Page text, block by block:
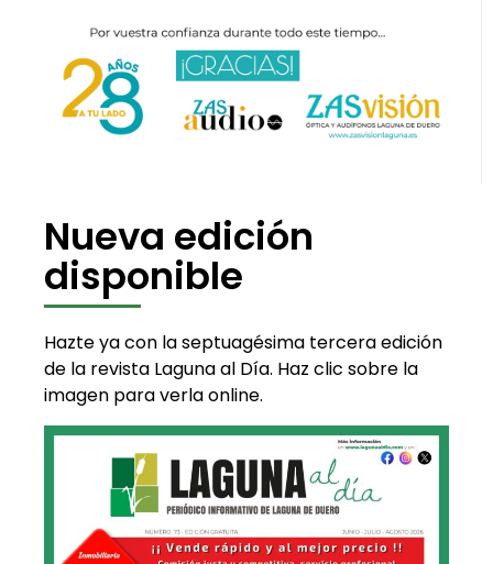
Nueva edición
disponible
Hazte ya con la septuagésima tercera edición
de la revista Laguna al Día. Haz clic sobre la
imagen para verla online.